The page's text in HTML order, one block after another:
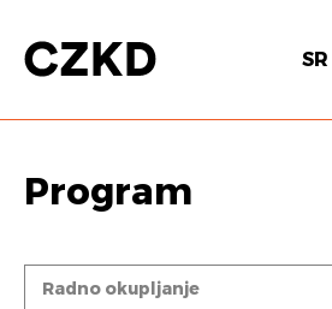
SR
Program
Događaji
Radno okupljanje